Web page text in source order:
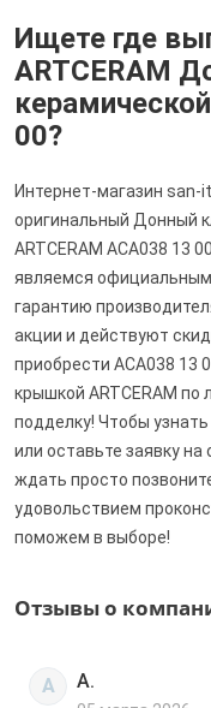
Ищете где
ARTCERAM
00?
Интернет-магазин san-
оригинальный Донный
ARTCERAM ACA038 13
являемся
гарантию
акции и действуют
приобрести ACA038 13
крышкой ARTCERAM по
подделку! Чтобы
или оставьте заявку
ждать просто
удовольствием
поможем в выборе!
Отзывы о
А А.